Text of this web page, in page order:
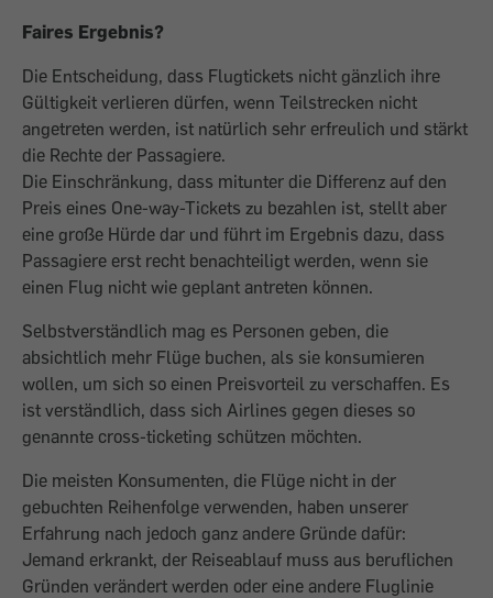
Faires Ergebnis?
Die Entscheidung, dass Flugtickets nicht gänzlich ihre
Gültigkeit verlieren dürfen, wenn Teilstrecken nicht
angetreten werden, ist natürlich sehr erfreulich und stärkt
die Rechte der Passagiere.
Die Einschränkung, dass mitunter die Differenz auf den
Preis eines One-way-Tickets zu bezahlen ist, stellt aber
eine große Hürde dar und führt im Ergebnis dazu, dass
Passagiere erst recht benachteiligt werden, wenn sie
einen Flug nicht wie geplant antreten können.
Selbstverständlich mag es Personen geben, die
absichtlich mehr Flüge buchen, als sie konsumieren
wollen, um sich so einen Preisvorteil zu verschaffen. Es
ist verständlich, dass sich Airlines gegen dieses so
genannte cross-ticketing schützen möchten.
Die meisten Konsumenten, die Flüge nicht in der
gebuchten Reihenfolge verwenden, haben unserer
Erfahrung nach jedoch ganz andere Gründe dafür:
Jemand erkrankt, der Reiseablauf muss aus beruflichen
Gründen verändert werden oder eine andere Fluglinie